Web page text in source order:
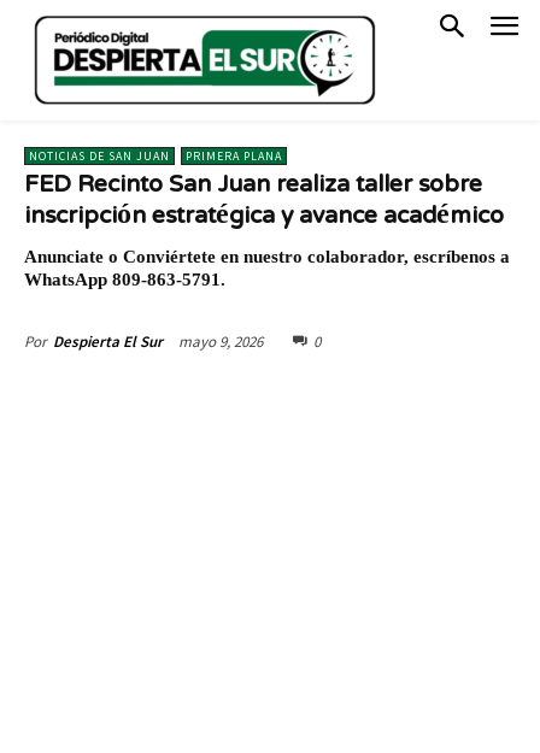
NOTICIAS DE SAN JUAN PRIMERA PLANA
FED Recinto San Juan realiza taller sobre
inscripción estratégica y avance académico
Anunciate o Conviértete en nuestro colaborador, escríbenos a
WhatsApp 809-863-5791.
Por Despierta El Sur mayo 9, 2026 0